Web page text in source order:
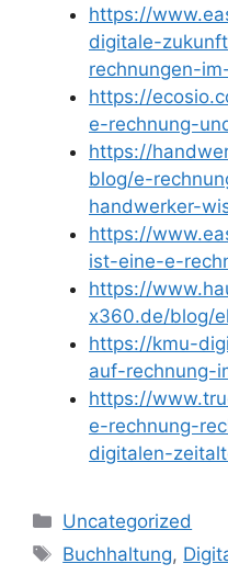
https://
digitale-
rechnungen-
https://
e-rechnung-
https://
blog/e-
handwerker-
https://
ist-eine-e-
https://
x360.de/blog/
https://kmu-
auf-rechnung-
https://
e-rechnung-
digitalen-
Kategorien
Uncategorized
Schlagwörter
Buchhaltung,